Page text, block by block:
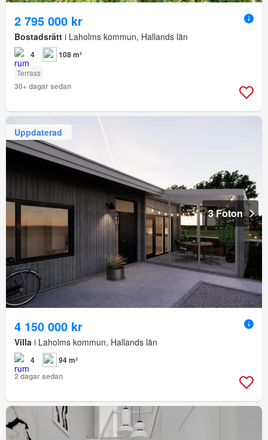
2 795 000 kr
Bostadsrätt i Laholms kommun, Hallands län
4 108 m²
Terrass
30+ dagar sedan
Uppdaterad
3 Foton
4 150 000 kr
Villa i Laholms kommun, Hallands län
4
94 m²
2 dagar sedan